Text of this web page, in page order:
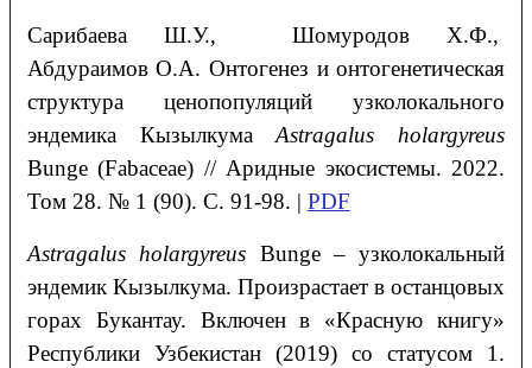
СарибаеваШ.У., ШомуродовХ.Ф.,
АбдураимовО.А.Онтогенез и онтогенетическая
структура ценопопуляций узколокального
эндемика КызылкумаAstragalus holargyreus
Bunge (Fabaceae) // Аридные экосистемы. 2022.
Том 28. № 1 (90). С. 91-98. | PDF
Astragalus holargyreus Bunge – узколокальный
эндемик Кызылкума. Произрастает в останцовых
горах Букантау. Включен в «Красную книгу»
Республики Узбекистан (2019) со статусом 1.